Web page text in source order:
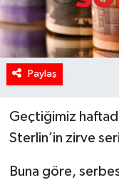
Paylaş
Geçtiğimiz
Sterlin’in zirve
Buna göre,